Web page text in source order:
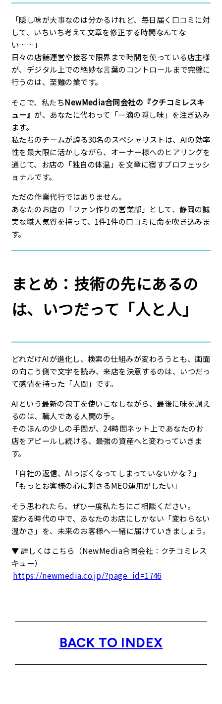
「隠し味が大事なのは分かるけれど、毎日届く口コミに対
して、いちいち考えて文章を修正する時間なんてな
い……」
日々の店舗運営や接客で限界まで時間を使っている店主様
が、デジタル上での絶妙な言葉のコントロールまで完璧に
行うのは、至難の業です。
そこで、私たちNewMedia合同会社の『クチコミレスキ
ュー』 が、あなたに代わって「一滴の隠し味」を注ぎ込み
ます。
私たちのチームが誇る30名のスペシャリストは、AIの効率
性を最大限に活かしながら、オーナー様へのヒアリングを
通じて、お店の「独自の体温」を文章に宿すプロフェッシ
ョナルです。
ただの作業代行ではありません。
あなたのお店の「ファン作りの営業部」として、静岡の誠
実な職人気質を持って、1件1件の口コミに命を吹き込みま
す。
まとめ：技術の先にあるの
は、いつだって「人と人」
どれだけAIが進化し、検索の仕組みが変わろうとも、画面
の向こう側で文字を読み、来店を決意するのは、いつだっ
て感情を持った「人間」です。
AIという最新の包丁を使いこなしながら、最後に味を調え
るのは、職人である人間の手。
そのほんの少しの手間が、24時間ネット上であなたのお
店をアピールし続ける、最強の資産へと変わっていきま
す。
「自社の返信、AIっぽくなってしまっていないかな？」
「もっとお客様の心に刺さるMEO運用がしたい」
そう思われたら、ぜひ一度私たちにご相談ください。
変わる時代の中で、あなたのお店にしかない「変わらない
温かさ」を、未来のお客様へ一緒に届けていきましょう。
▼ 詳しくはこちら（NewMedia合同会社：クチコミレス
キュー）
https://newmedia.co.jp/?page_id=1746
BACK TO INDEX